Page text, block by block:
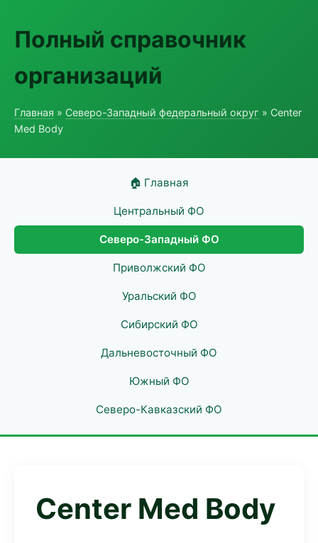
Полный справочник
организаций
Главная » Северо-Западный федеральный округ » Center
Med Body
🏠 Главная
Центральный ФО
Северо-Западный ФО
Приволжский ФО
Уральский ФО
Сибирский ФО
Дальневосточный ФО
Южный ФО
Северо-Кавказский ФО
Center Med Body